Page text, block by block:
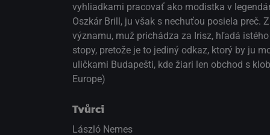
vyhliadkami pracovať ako modistka v
Oszkár Brill, ju však s nechuťou posiela
významu, muž prichádza za Irisz, hľadá
stopy, pretože je to jediný odkaz, ktorý by ju
uličkami Budapešti, kde žiari len obchod s
Europe)
Tvůrci
László Nemes